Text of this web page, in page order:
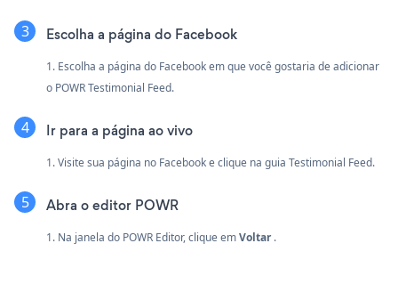
Escolha a página do Facebook
1. Escolha a página do Facebook em que você gostaria de adicionar
o POWR Testimonial Feed.
Ir para a página ao vivo
1. Visite sua página no Facebook e clique na guia Testimonial Feed.
Abra o editor POWR
1. Na janela do POWR Editor, clique emVoltar.